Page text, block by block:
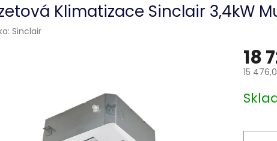
Klimatizace Sinclair 3,4kW
Sinclair
18
15
cena: